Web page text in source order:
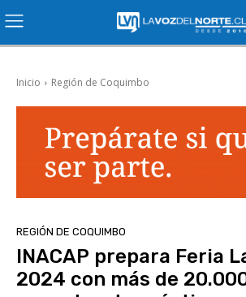
Inicio Región de Coquimbo
REGIÓN DE COQUIMBO
INACAP prepara Feria
2024 con más de